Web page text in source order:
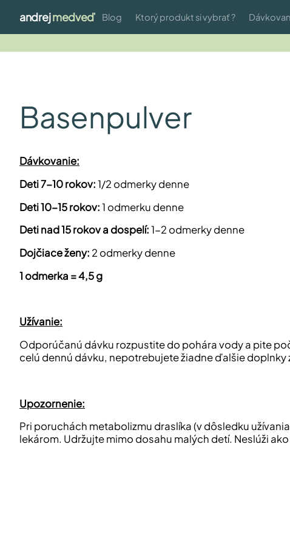
andrejmedveď Blog Ktorý produkt si vybrať ?
Basenpulver
Dávkovanie:
Deti 7-10 rokov:1/2 odmerky denne
Deti 10-15 rokov:1 odmerku denne
Deti nad 15 rokov a dospelí:1-2 odmerky denne
Dojčiace ženy: 2 odmerky denne
1 odmerka = 4,5 g
Užívanie:
Odporúčanú dávku rozpustite do pohára vody a pite
celú dennú dávku, nepotrebujete žiadne ďalšie doplnky
Upozornenie:
Pri poruchách metabolizmu draslíka (v dôsledku
lekárom. Udržujte mimo dosahu malých detí. Neslúži